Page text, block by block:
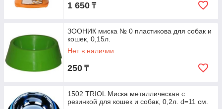
1 650 ₸
ЗООНИК миска № 0 пластикова для собак и
кошек, 0,15л.
Нет в наличии
250 ₸
1502 TRIOL Миска металлическая с
резинкой для кошек и собак, 0,2л. d=11 см.